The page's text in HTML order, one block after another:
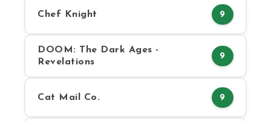
Chef Knight 9
DOOM: The Dark Ages -
Revelations
9
Cat Mail Co. 9